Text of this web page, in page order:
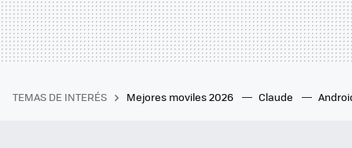
TEMAS DE INTERÉS Mejores moviles 2026 Claude